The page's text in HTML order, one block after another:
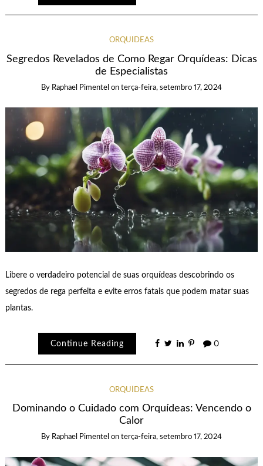
ORQUÍDEAS
Segredos Revelados de Como Regar Orquídeas: Dicas
de Especialistas
By Raphael Pimentel on terça-feira, setembro 17, 2024
Libere o verdadeiro potencial de suas orquídeas descobrindo os
segredos de rega perfeita e evite erros fatais que podem matar suas
plantas.
Continue Reading 0
ORQUÍDEAS
Dominando o Cuidado com Orquídeas: Vencendo o
Calor
By Raphael Pimentel on terça-feira, setembro 17, 2024